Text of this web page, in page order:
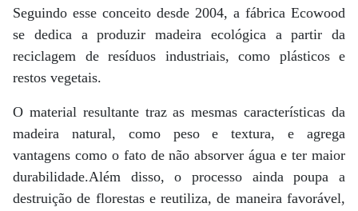
Seguindo esse conceito desde 2004, a fábrica Ecowood
se dedica a produzir madeira ecológica a partir da
reciclagem de resíduos industriais, como plásticos e
restos vegetais.
O material resultante traz as mesmas características da
madeira natural, como peso e textura, e agrega
vantagens como o fato de não absorver água e ter maior
durabilidade.Além disso, o processo ainda poupa a
destruição de florestas e reutiliza, de maneira favorável,